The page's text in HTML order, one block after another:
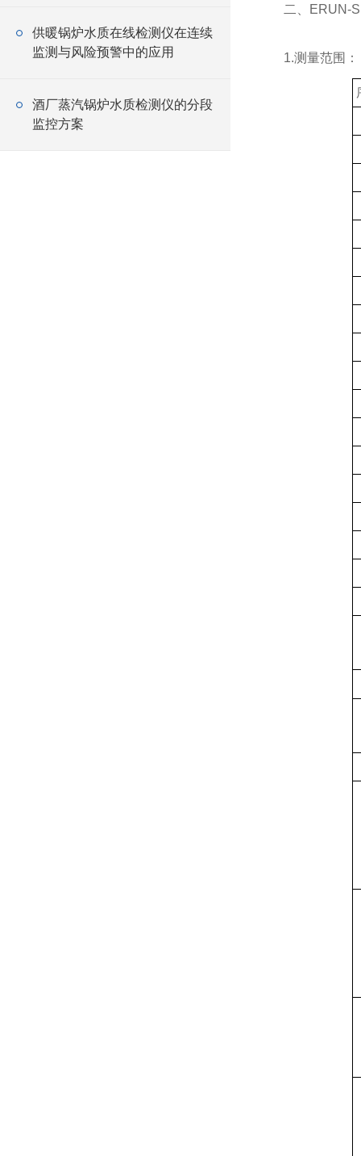
供暖锅炉水质在线检测仪在连续
监测与风险预警中的应用
酒厂蒸汽锅炉水质检测仪的分段
监控方案
二、ERUN-
1.测量范围：